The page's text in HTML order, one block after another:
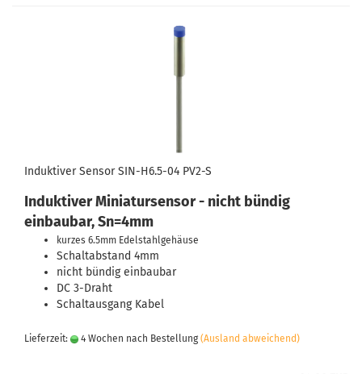
Induktiver Sensor SIN-H6.5-04 PV2-S
Induktiver Miniatursensor - nicht bündig
einbaubar, Sn=4mm
kurzes 6.5mm Edelstahlgehäuse
Schaltabstand 4mm
nicht bündig einbaubar
DC 3-Draht
Schaltausgang Kabel
Lieferzeit: 4 Wochen nach Bestellung (Ausland abweichend)